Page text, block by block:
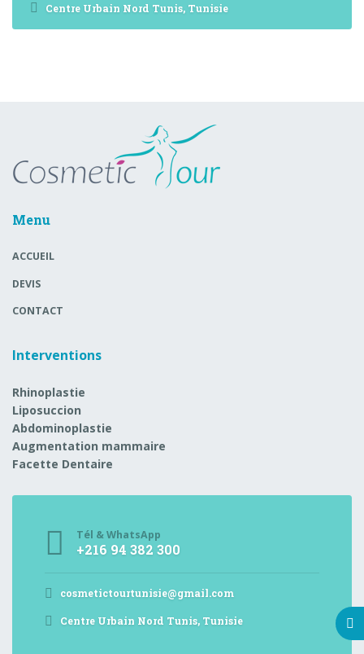
Centre Urbain Nord Tunis, Tunisie
Menu
ACCUEIL
DEVIS
CONTACT
Interventions
Rhinoplastie
Liposuccion
Abdominoplastie
Augmentation mammaire
Facette Dentaire
Tél & WhatsApp
+216 94 382 300
cosmetictourtunisie@gmail.com
Centre Urbain Nord Tunis, Tunisie